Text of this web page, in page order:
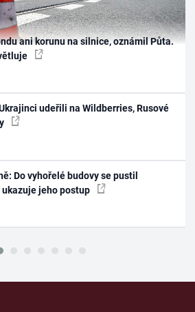
ani korunu na silnice, oznámil Půta.
udeřili na Wildberries, Rusové
Do vyhořelé budovy se pustil
jeho postup